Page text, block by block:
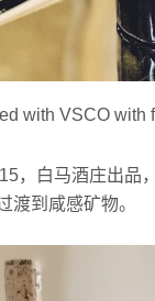
with VSCO with
，白马酒庄出品
渡到咸感矿物。